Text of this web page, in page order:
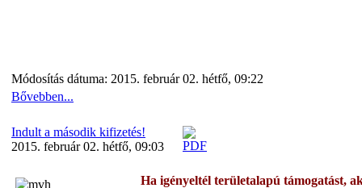
Módosítás dátuma: 2015. február 02. hétfő, 09:22
Bővebben...
Indult a második kifizetés!
2015. február 02. hétfő, 09:03
Ha igényeltél területalapú támogatást,